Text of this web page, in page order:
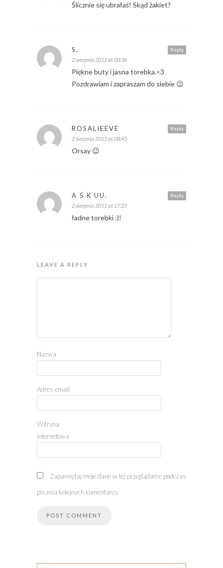
Ślicznie się ubrałaś! Skąd żakiet?
Reply
S.
2 sierpnia 2011 at 00:36
Piękne buty i jasna torebka.<3
Pozdrawiam i zapraszam do siebie 😉
Reply
ROSALIEEVE
2 sierpnia 2011 at 08:45
Orsay 😉
Reply
A Ś K UU.
2 sierpnia 2011 at 17:25
ładne torebki :)!
LEAVE A REPLY
Nazwa
Adres email
Witryna
internetowa
Zapamiętaj moje dane w tej przeglądarce podczas
pisania kolejnych komentarzy.